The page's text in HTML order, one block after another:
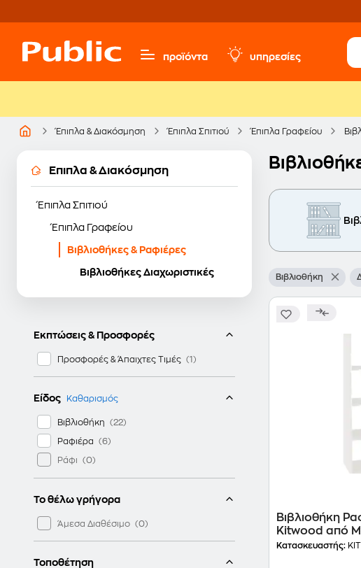
προϊόντα υπηρεσίες
Έπιπλα & Διακόσμηση Έπιπλα Σπιτιού Έπιπλα Γραφείου
Έπιπλα & Διακόσμηση
Έπιπλα Σπιτιού
Έπιπλα Γραφείου
Βιβλιοθήκες & Ραφιέρες
Βιβλιοθήκες Διαχωριστικές
Εκπτώσεις & Προσφορές
Προσφορές & Άπαιχτες Τιμές
Είδος Καθαρισμός
Βιβλιοθήκη
Ραφιέρα
Ράφι
Το θέλω γρήγορα
Άμεσα Διαθέσιμο
Τοποθέτηση
Βιβλιοθήκη
Βιβλιοθήκη
Kitwood από
74x40x144cm
Κατασκευαστής: